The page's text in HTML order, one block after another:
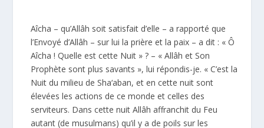
Aîcha – qu’Allâh soit satisfait d’elle – a rapporté que
l’Envoyé d’Allâh – sur lui la prière et la paix – a dit : « Ô
Aîcha ! Quelle est cette Nuit » ? – « Allâh et Son
Prophète sont plus savants », lui répondis-je. « C’est la
Nuit du milieu de Sha‘aban, et en cette nuit sont
élevées les actions de ce monde et celles des
serviteurs. Dans cette nuit Allâh affranchit du Feu
autant (de musulmans) qu’il y a de poils sur les